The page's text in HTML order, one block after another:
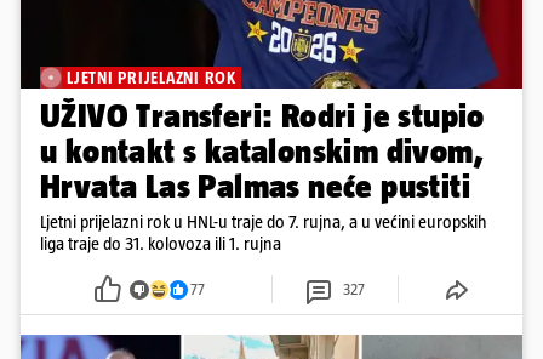
LJETNI PRIJELAZNI ROK
UŽIVO Transferi: Rodri je stupio
u kontakt s katalonskim divom,
Hrvata Las Palmas neće pustiti
Ljetni prijelazni rok u HNL-u traje do 7. rujna, a u većini europskih
liga traje do 31. kolovoza ili 1. rujna
77 327